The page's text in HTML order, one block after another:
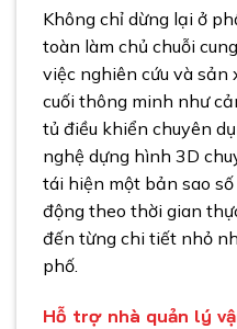
Không chỉ dừng lại ở
toàn làm chủ chuỗi
việc nghiên cứu và
cuối thông minh như
tủ điều khiển chuyên
nghệ dựng hình 3D
tái hiện một bản sao
động theo thời gian
đến từng chi tiết nhỏ
phố.
Hỗ trợ nhà quản lý